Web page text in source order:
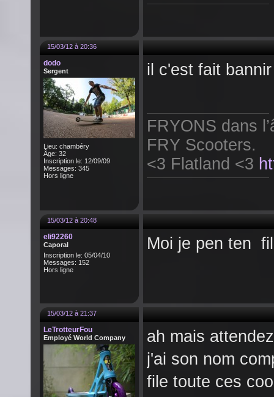
15/03/12 à 20:36
dodo
Sergent
Lieu: chambéry
Âge: 32
Inscription le: 12/09/09
Messages: 345
Hors ligne
il c'est fait
FRYONS dans
FRY Scooters.
<3 Flatland <3
15/03/12 à 20:48
eli92260
Caporal
Inscription le: 05/04/10
Messages: 152
Hors ligne
Moi je pen ten
15/03/12 à 21:37
LeTrotteurFou
Employé World Company
ah mais
j'ai son nom
file toute ces